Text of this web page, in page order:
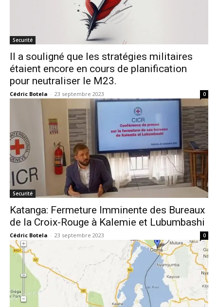
Securité
Il a souligné que les stratégies militaires
étaient encore en cours de planification
pour neutraliser le M23.
Cédric Botela - 23 septembre 2023 0
Securité
Katanga: Fermeture Imminente des Bureaux
de la Croix-Rouge à Kalemie et Lubumbashi
Cédric Botela - 23 septembre 2023 0